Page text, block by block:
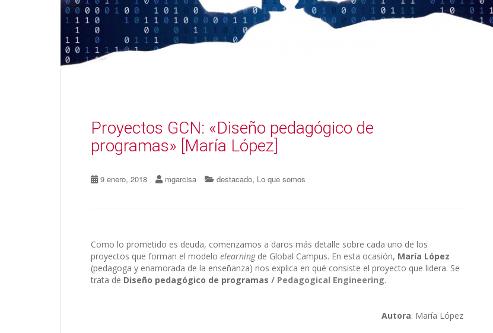
Proyectos GCN: «Diseño pedagógico de
programas» [María López]
9 enero, 2018 mgarcisa destacado, Lo que somos
Como lo prometido es deuda, comenzamos a daros más detalle sobre cada uno de los
proyectos que forman el modelo elearningde Global Campus. En esta ocasión, María López
(pedagoga y enamorada de la enseñanza) nos explica en qué consiste el proyecto que lidera. Se
trata de Diseño pedagógico de programas / Pedagogical Engineering.
Autora: María López